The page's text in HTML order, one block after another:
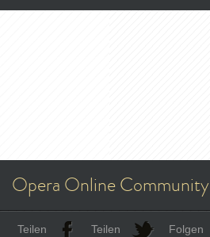
Opera Online Community
Teilen Teilen Folgen